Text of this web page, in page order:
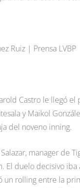
Ruiz | Prensa LVBP
Castro le llegó
y Maikol
del noveno inning.
Salazar, manager de
El duelo decisivo
un rolling entre la